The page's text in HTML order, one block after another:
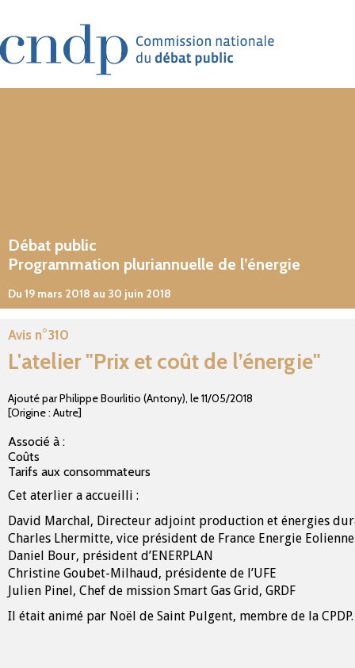
Débat public
Programmation pluriannuelle de l’énergie
Du 19 mars 2018 au 30 juin 2018
Avis n°310
L'atelier "Prix et coût de l’énergie"
Ajouté par Philippe Bourlitio (Antony), le11/05/2018
[Origine : Autre]
Associé à :
Coûts
Tarifs aux consommateurs
Cet aterlier a accueilli :
David Marchal, Directeur adjoint production et énergies
Charles Lhermitte, vice président de France Energie Eolienne
Daniel Bour, président d’ENERPLAN
Christine Goubet-Milhaud, présidente de l’UFE
Julien Pinel, Chef de mission Smart Gas Grid, GRDF
Il était animé par Noël de Saint Pulgent, membre de la CPDP.